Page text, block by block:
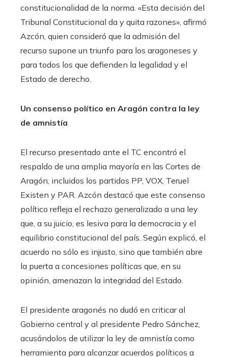
constitucionalidad de la norma. «Esta decisión del
Tribunal Constitucional da y quita razones», afirmó
Azcón, quien consideró que la admisión del
recurso supone un triunfo para los aragoneses y
para todos los que defienden la legalidad y el
Estado de derecho.
Un consenso político en Aragón contra la ley
de amnistía
El recurso presentado ante el TC encontró el
respaldo de una amplia mayoría en las Cortes de
Aragón, incluidos los partidos PP, VOX, Teruel
Existen y PAR. Azcón destacó que este consenso
político refleja el rechazo generalizado a una ley
que, a su juicio, es lesiva para la democracia y el
equilibrio constitucional del país. Según explicó, el
acuerdo no sólo es injusto, sino que también abre
la puerta a concesiones políticas que, en su
opinión, amenazan la integridad del Estado.
El presidente aragonés no dudó en criticar al
Gobierno central y al presidente Pedro Sánchez,
acusándolos de utilizar la ley de amnistía como
herramienta para alcanzar acuerdos políticos a